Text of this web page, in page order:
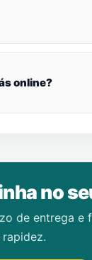
online?
no
de entrega